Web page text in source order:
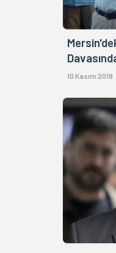
10 Kasım 2018